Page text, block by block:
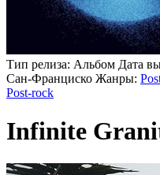
Тип релиза: Альбом Дата
Сан-Франциско Жанры:
Post-rock
Infinite